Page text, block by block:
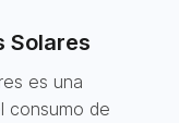
Solares
es una
consumo de